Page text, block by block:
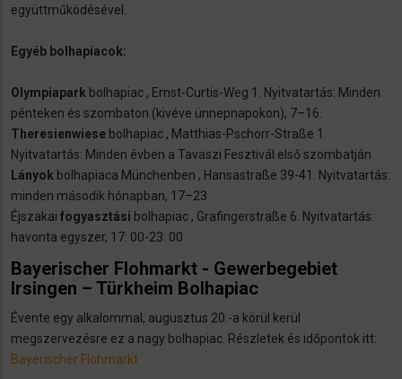
együttműködésével.
Egyéb bolhapiacok:
Olympiapark bolhapiac , Ernst-Curtis-Weg 1. Nyitvatartás: Minden
pénteken és szombaton (kivéve ünnepnapokon), 7–16.
Theresienwiese bolhapiac , Matthias-Pschorr-Straße 1.
Nyitvatartás: Minden évben a Tavaszi Fesztivál első szombatján
Lányok bolhapiaca Münchenben , Hansastraße 39-41. Nyitvatartás:
minden második hónapban, 17–23
Éjszakai fogyasztási bolhapiac , Grafingerstraße 6. Nyitvatartás:
havonta egyszer, 17: 00-23: 00
Bayerischer Flohmarkt - Gewerbegebiet
Irsingen – Türkheim Bolhapiac
Évente egy alkalommal, augusztus 20.-a körül kerül
megszervezésre ez a nagy bolhapiac. Részletek és időpontok itt:
Bayerischer Flohmarkt